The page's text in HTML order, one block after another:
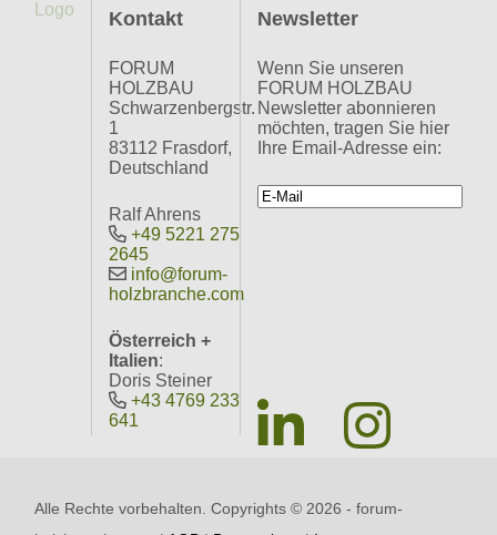
Kontakt
FORUM
HOLZBAU
Schwarzenbergstr.
1
83112 Frasdorf,
Deutschland
Ralf Ahrens
+49 5221 275
2645
info@forum-
holzbranche.com
Österreich +
Italien:
Doris Steiner
+43 4769 233
641
Newsletter
Wenn Sie unseren
FORUM HOLZBAU
Newsletter abonnieren
möchten, tragen Sie hier
Ihre Email-Adresse ein:
Alle Rechte vorbehalten. Copyrights © 2026 - forum-